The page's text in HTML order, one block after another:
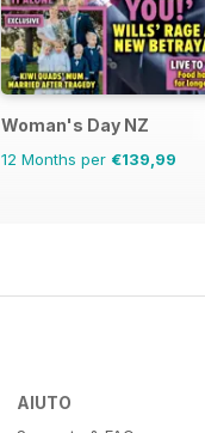
Woman's Day NZ
12 Months per €139,99
AIUTO